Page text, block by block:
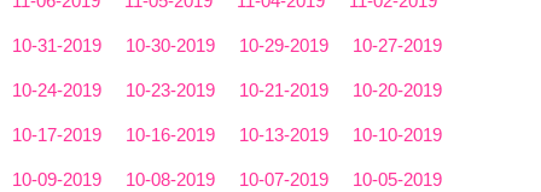
10-31-2019 10-30-2019 10-29-2019 10-27-2019
10-24-2019 10-23-2019 10-21-2019 10-20-2019
10-17-2019 10-16-2019 10-13-2019 10-10-2019
10-09-2019 10-08-2019 10-07-2019 10-05-2019